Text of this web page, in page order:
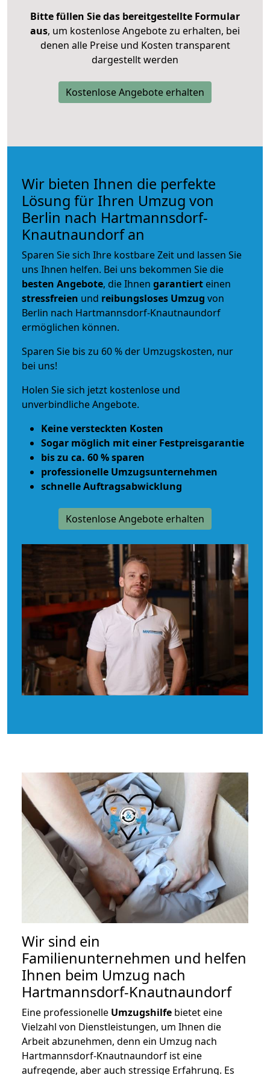
Bitte füllen Sie das bereitgestellte Formular
aus, um kostenlose Angebote zu erhalten, bei
denen alle Preise und Kosten transparent
dargestellt werden
Kostenlose Angebote erhalten
Wir bieten Ihnen die perfekte
Lösung für Ihren Umzug von
Berlin nach Hartmannsdorf-
Knautnaundorf an
Sparen Sie sich Ihre kostbare Zeit und lassen Sie
uns Ihnen helfen. Bei uns bekommen Sie die
besten Angebote, die Ihnen garantiert einen
stressfreien und reibungsloses Umzug von
Berlin nach Hartmannsdorf-Knautnaundorf
ermöglichen können.
Sparen Sie bis zu 60 % der Umzugskosten, nur
bei uns!
Holen Sie sich jetzt kostenlose und
unverbindliche Angebote.
Keine versteckten Kosten
Sogar möglich mit einer Festpreisgarantie
bis zu ca. 60 % sparen
professionelle Umzugsunternehmen
schnelle Auftragsabwicklung
Kostenlose Angebote erhalten
Wir sind ein
Familienunternehmen und helfen
Ihnen beim Umzug nach
Hartmannsdorf-Knautnaundorf
Eine professionelle Umzugshilfe bietet eine
Vielzahl von Dienstleistungen, um Ihnen die
Arbeit abzunehmen, denn ein Umzug nach
Hartmannsdorf-Knautnaundorf ist eine
aufregende, aber auch stressige Erfahrung. Es